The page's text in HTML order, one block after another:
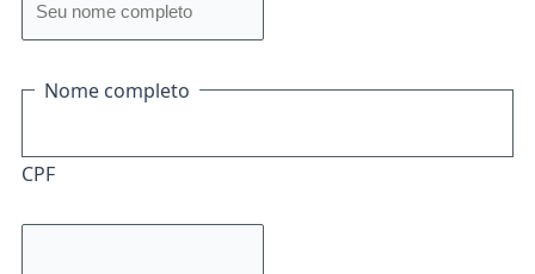
Nome completo
CPF